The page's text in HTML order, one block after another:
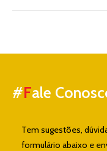
#Fale
Tem sugestões,
formulário abaixo e